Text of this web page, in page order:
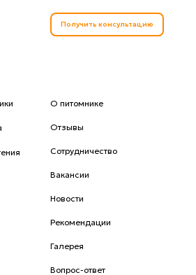
Получить консультацию
О питомнике
Отзывы
Сотрудничество
Вакансии
Новости
Рекомендации
Галерея
Вопрос-ответ